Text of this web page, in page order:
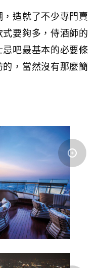
造就了不少專門賣
要夠多，侍酒師的
吧最基本的必要條
，當然沒有那麼簡